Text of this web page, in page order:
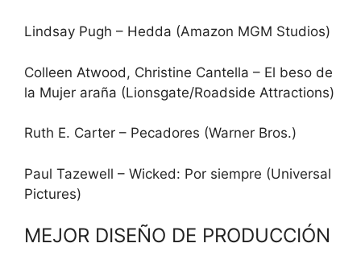
Lindsay Pugh – Hedda (Amazon MGM Studios)
Colleen Atwood, Christine Cantella – El beso de
la Mujer araña (Lionsgate/Roadside Attractions)
Ruth E. Carter – Pecadores (Warner Bros.)
Paul Tazewell – Wicked: Por siempre (Universal
Pictures)
MEJOR DISEÑO DE PRODUCCIÓN